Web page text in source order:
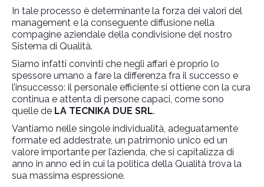
In tale processo è determinante la forza dei valori del
management e la conseguente diffusione nella
compagine aziendale della condivisione del nostro
Sistema di Qualità.
Siamo infatti convinti che negli affari è proprio lo
spessore umano a fare la differenza fra il successo e
l’insuccesso: il personale efficiente si ottiene con la cura
continua e attenta di persone capaci, come sono
quelle de LA TECNIKA DUE SRL.
Vantiamo nelle singole individualità, adeguatamente
formate ed addestrate, un patrimonio unico ed un
valore importante per l’azienda, che si capitalizza di
anno in anno ed in cui la politica della Qualità trova la
sua massima espressione.